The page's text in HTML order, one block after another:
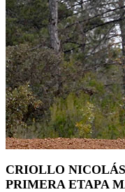
CRIOLLO
PRIMERA ETAPA